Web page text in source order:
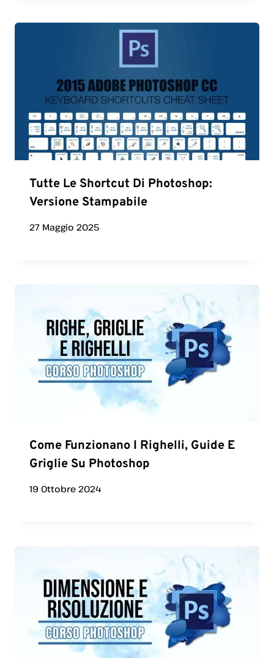
Tutte Le Shortcut Di Photoshop:
Versione Stampabile
27 Maggio 2025
Come Funzionano I Righelli, Guide E
Griglie Su Photoshop
19 Ottobre 2024